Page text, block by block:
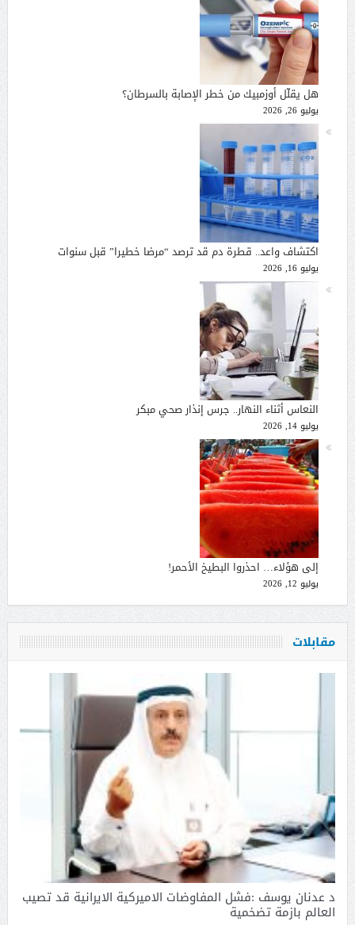
هل يقلّل أوزمبيك من خطر الإصابة بالسرطان؟
يوليو 26, 2026
اكتشاف واعد.. قطرة دم قد ترصد “مرضا خطيرا” قبل سنوات
يوليو 16, 2026
النعاس أثناء النهار.. جرس إنذار صحي مبكر
يوليو 14, 2026
إلى هؤلاء… احذروا البطيخ الأحمر!
يوليو 12, 2026
مقابلات
د عدنان يوسف :فشل المفاوضات الاميركية الايرانية قد تصيب
العالم بازمة تضخمية